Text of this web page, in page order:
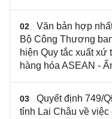
02
Văn bản hợp
Bộ Công Thương
hiện Quy tắc xuất
hàng hóa ASEAN -
03
Quyết định 749/
tỉnh Lai Châu về việc